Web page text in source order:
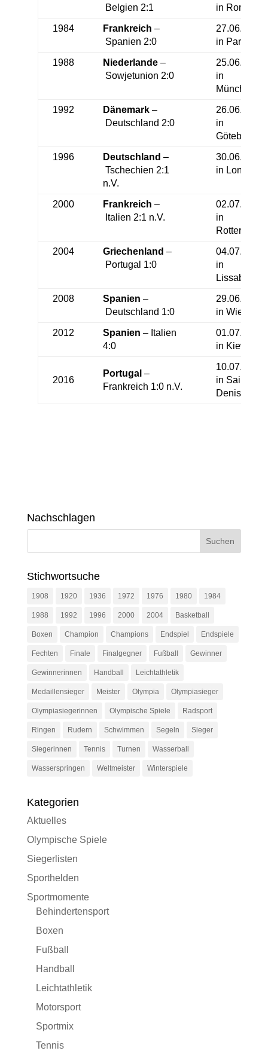
Belgien 2:1
in Rom
1984 Frankreich –
Spanien 2:0
27.06.1984
in Paris
1988 Niederlande–
Sowjetunion 2:0
25.06.1988
in
München
1992 Dänemark–
Deutschland 2:0
26.06.1992
in
Göteborg
1996 Deutschland –
Tschechien 2:1
n.V.
30.06.1996
in London
2000 Frankreich –
Italien 2:1 n.V.
02.07.2000
in
Rotterdam
2004 Griechenland –
Portugal 1:0
04.07.2004
in
Lissabon
2008 Spanien –
Deutschland 1:0
29.06.2008
in Wien
2012 Spanien – Italien
4:0
01.07.2012
in Kiew
2016
Portugal –
Frankreich 1:0 n.V.
10.07.2016
in Saint-
Denis
Nachschlagen
Stichwortsuche
1908 1920 1936 1972 1976 1980 1984
1988 1992 1996 2000 2004 Basketball
Boxen Champion Champions Endspiel Endspiele
Fechten Finale Finalgegner Fußball Gewinner
Gewinnerinnen Handball Leichtathletik
Medaillensieger Meister Olympia Olympiasieger
Olympiasiegerinnen Olympische Spiele Radsport
Ringen Rudern Schwimmen Segeln Sieger
Siegerinnen Tennis Turnen Wasserball
Wasserspringen Weltmeister Winterspiele
Kategorien
Aktuelles
Olympische Spiele
Siegerlisten
Sporthelden
Sportmomente
Behindertensport
Boxen
Fußball
Handball
Leichtathletik
Motorsport
Sportmix
Tennis